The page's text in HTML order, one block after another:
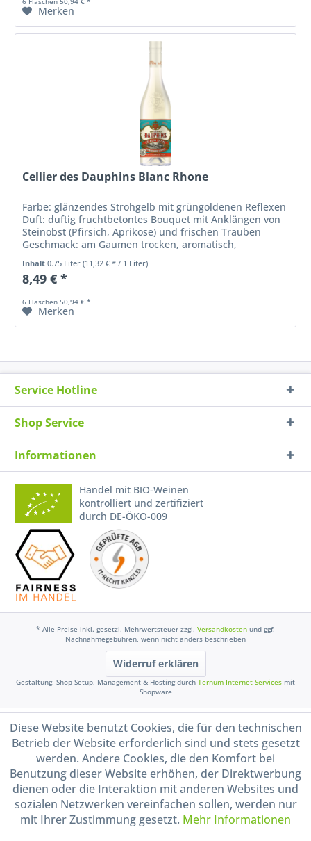
Merken
Cellier des Dauphins Blanc Rhone
Farbe: glänzendes Strohgelb mit grüngoldenen Reflexen
Duft: duftig fruchtbetontes Bouquet mit Anklängen von
Steinobst (Pfirsich, Aprikose) und frischen Trauben
Geschmack: am Gaumen trocken, aromatisch,
Inhalt0.75 Liter(11,32 € * / 1 Liter)
8,49 € *
6 Flaschen 50,94 € *
Merken
Service Hotline
Shop Service
Informationen
Handel mit BIO-Weinen
kontrolliert und zertifiziert
durch DE-ÖKO-009
* Alle Preise inkl. gesetzl. Mehrwertsteuer zzgl. Versandkosten und ggf.
Nachnahmegebühren, wenn nicht anders beschrieben
Widerruf erklären
Gestaltung, Shop-Setup, Management & Hosting durch Ternum Internet Services mit
Shopware
Diese Website benutzt Cookies, die für den technischen
Betrieb der Website erforderlich sind und stets gesetzt
werden. Andere Cookies, die den Komfort bei
Benutzung dieser Website erhöhen, der Direktwerbung
dienen oder die Interaktion mit anderen Websites und
sozialen Netzwerken vereinfachen sollen, werden nur
mit Ihrer Zustimmung gesetzt. Mehr Informationen